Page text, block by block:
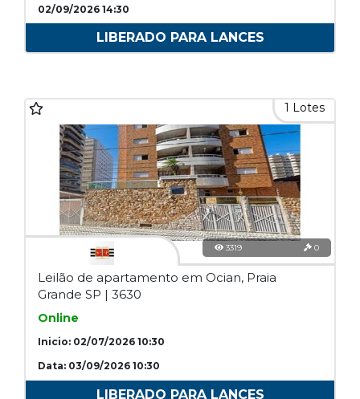
02/09/2026 14:30
LIBERADO PARA LANCES
1 Lotes
3319 0
Leilão de apartamento em Ocian, Praia
Grande SP | 3630
Online
Inicio: 02/07/2026 10:30
Data: 03/09/2026 10:30
LIBERADO PARA LANCES